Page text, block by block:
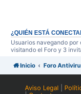
¿QUIÉN ESTÁ
Usuarios navegando
visitando el Foro y 3
Inicio Foro
Aviso Legal